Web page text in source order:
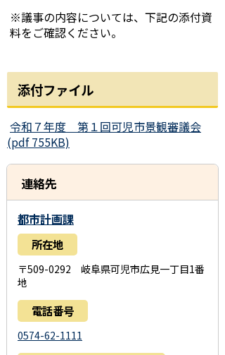
※議事の内容については、下記の添付資
料をご確認ください。
添付ファイル
令和７年度 第１回可児市景観審議会
(pdf 755KB)
連絡先
都市計画課
所在地
〒509-0292 岐阜県可児市広見一丁目1番
地
電話番号
0574-62-1111